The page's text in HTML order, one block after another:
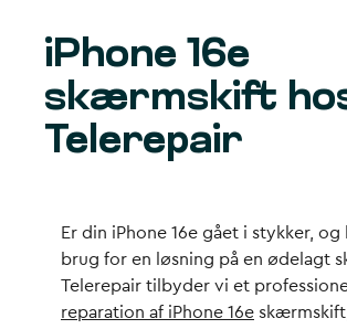
Find butik
Erhverv
iPhone 16e
skærmskift
Telerepair
Er din iPhone 16e gået i stykker, og
brug for en løsning på en ødelagt
Telerepair tilbyder vi et
reparation af iPhone 16e